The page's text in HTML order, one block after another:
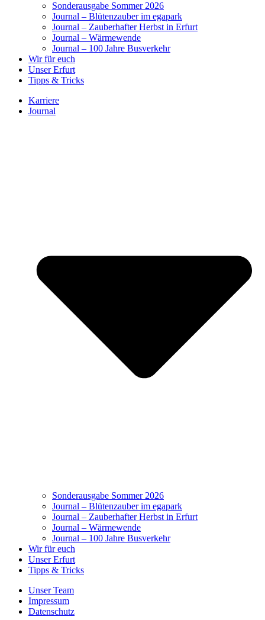
Sonderausgabe Sommer 2026
Journal – Blütenzauber im egapark
Journal – Zauberhafter Herbst in Erfurt
Journal – Wärmewende
Journal – 100 Jahre Busverkehr
Wir für euch
Unser Erfurt
Tipps & Tricks
Karriere
Journal
Sonderausgabe Sommer 2026
Journal – Blütenzauber im egapark
Journal – Zauberhafter Herbst in Erfurt
Journal – Wärmewende
Journal – 100 Jahre Busverkehr
Wir für euch
Unser Erfurt
Tipps & Tricks
Unser Team
Impressum
Datenschutz